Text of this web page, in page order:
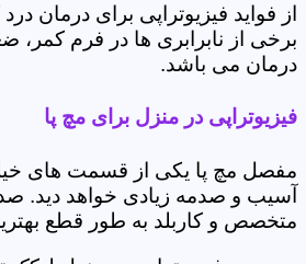
از فواید فیزیوتراپی برای
برخی از نابرابری ها در فرم
درمان می باشد.
فیزیوتراپی در منزل برای مچ پا
مفصل مچ پا یکی از قسمت های
آسیب و صدمه زیادی خواهد دید.
متخصص و کاربلد به طور قطع